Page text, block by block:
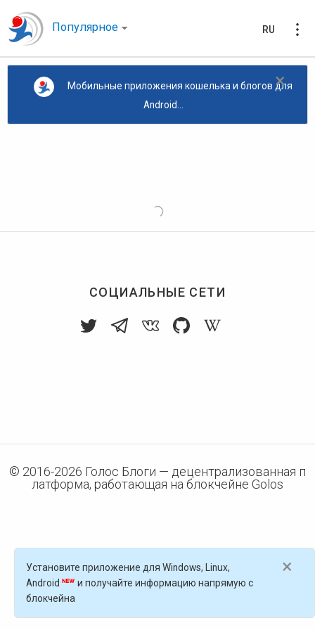
Популярное RU
×
Мобильные приложения кошелька и блогов для
Android...
СОЦИАЛЬНЫЕ СЕТИ
© 2016-2026 Голос Блоги — децентрализованная п
латформа, работающая на блокчейне Golos
×
Установите приложение для Windows, Linux,
Android
и получайте информацию напрямую с
блокчейна